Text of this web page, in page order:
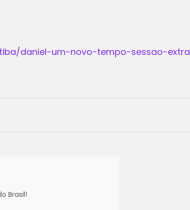
daniel-um-novo-tempo-sessao-extra
Brasil!